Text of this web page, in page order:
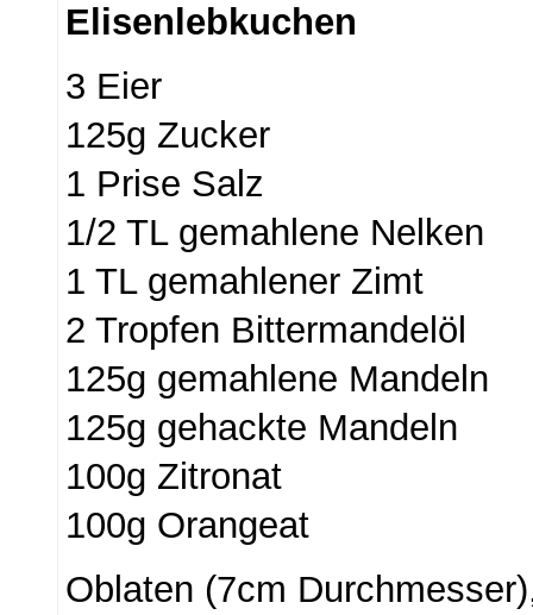
Elisenlebkuchen
3 Eier
125g Zucker
1 Prise Salz
1/2 TL gemahlene Nelken
1 TL gemahlener Zimt
2 Tropfen Bittermandelöl
125g gemahlene Mandeln
125g gehackte Mandeln
100g Zitronat
100g Orangeat
Oblaten (7cm